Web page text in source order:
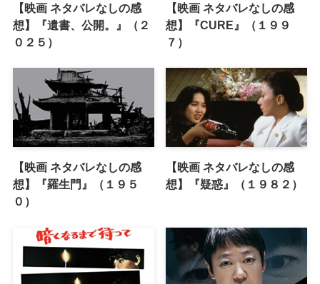
【映画 ネタバレなしの感
想】『遺書、公開。』（２
０２５）
【映画 ネタバレなしの感
想】『CURE』（１９９
７）
【映画 ネタバレなしの感
想】『羅生門』（１９５
０）
【映画 ネタバレなしの感
想】『疑惑』（１９８２）